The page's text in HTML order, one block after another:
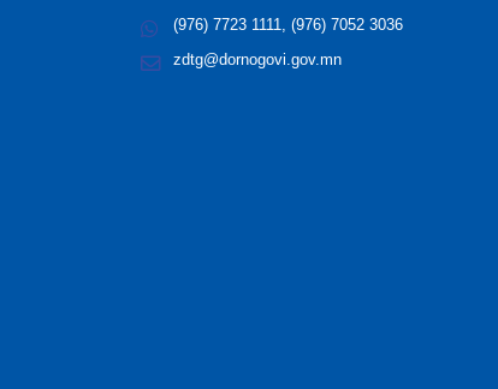
(976) 7723 1111, (976) 7052 3036
zdtg@dornogovi.gov.mn